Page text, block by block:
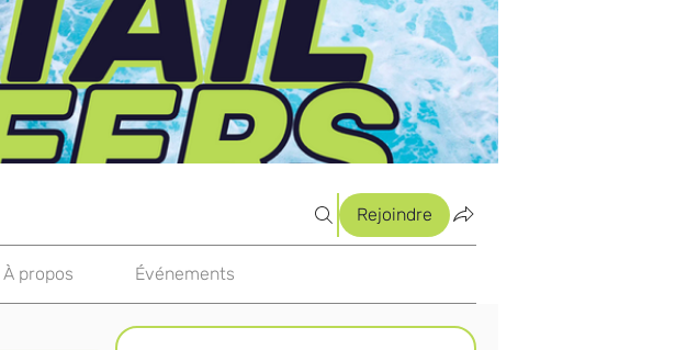
Rejoindre
À propos Événements